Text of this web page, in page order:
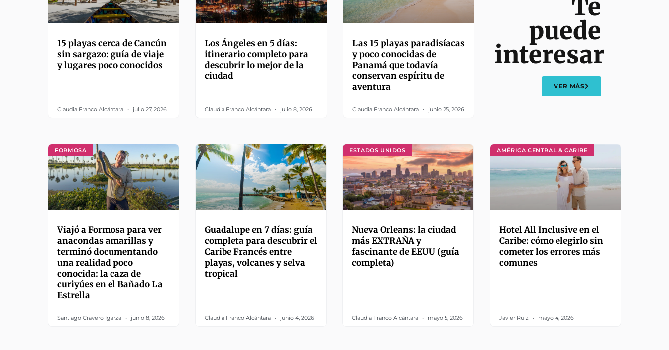
15 playas cerca de Cancún
sin sargazo: guía de viaje
y lugares poco conocidos
Claudia Franco Alcántara julio 27, 2026
Los Ángeles en 5 días:
itinerario completo para
descubrir lo mejor de la
ciudad
Claudia Franco Alcántara julio 8, 2026
Las 15 playas paradisíacas
y poco conocidas de
Panamá que todavía
conservan espíritu de
aventura
Claudia Franco Alcántara junio 25, 2026
Te
puede
interesar
VER MÁS
FORMOSA
Viajó a Formosa para ver
anacondas amarillas y
terminó documentando
una realidad poco
conocida: la caza de
curiyúes en el Bañado La
Estrella
Santiago Cravero Igarza junio 8, 2026
Guadalupe en 7 días: guía
completa para descubrir el
Caribe Francés entre
playas, volcanes y selva
tropical
Claudia Franco Alcántara junio 4, 2026
ESTADOS UNIDOS
Nueva Orleans: la ciudad
más EXTRAÑA y
fascinante de EEUU (guía
completa)
Claudia Franco Alcántara mayo 5, 2026
AMÉRICA CENTRAL & CARIBE
Hotel All Inclusive en el
Caribe: cómo elegirlo sin
cometer los errores más
comunes
Javier Ruiz mayo 4, 2026